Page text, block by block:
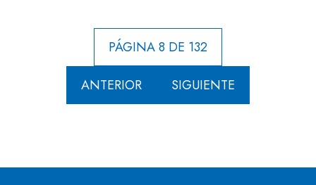
PÁGINA 8 DE 132
ANTERIOR SIGUIENTE